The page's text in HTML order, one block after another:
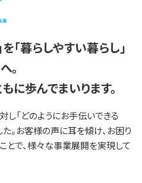
「暮らしやすい暮らし」
へ。
に歩んでまいります。
し「どのようにお手伝いできる
。お客様の声に耳を傾け、お困り
とで、様々な事業展開を実現して